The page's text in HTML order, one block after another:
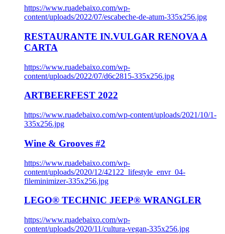
https://www.ruadebaixo.com/wp-
content/uploads/2022/07/escabeche-de-atum-335x256.jpg
RESTAURANTE IN.VULGAR RENOVA A
CARTA
https://www.ruadebaixo.com/wp-
content/uploads/2022/07/d6c2815-335x256.jpg
ARTBEERFEST 2022
https://www.ruadebaixo.com/wp-content/uploads/2021/10/1-
335x256.jpg
Wine & Grooves #2
https://www.ruadebaixo.com/wp-
content/uploads/2020/12/42122_lifestyle_envr_04-
fileminimizer-335x256.jpg
LEGO® TECHNIC JEEP® WRANGLER
https://www.ruadebaixo.com/wp-
content/uploads/2020/11/cultura-vegan-335x256.jpg